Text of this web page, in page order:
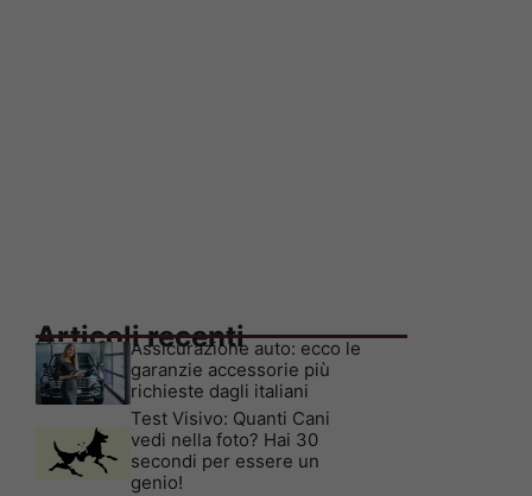
Articoli recenti
Assicurazione auto: ecco le
garanzie accessorie più
richieste dagli italiani
Test Visivo: Quanti Cani
vedi nella foto? Hai 30
secondi per essere un
genio!